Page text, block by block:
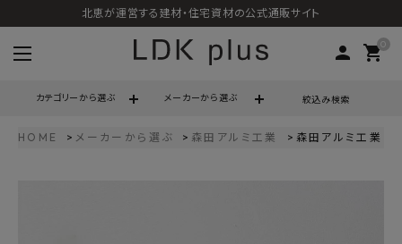
北恵が運営する建材・住宅資材の公式通販サイト
person 0
shopping_cart
カテゴリーから選ぶ メーカーから選ぶ 絞込み検索
HOME メーカーから選ぶ 森田アルミ工業 森田アルミ工業